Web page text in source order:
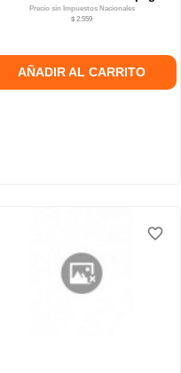
Precio sin Impuestos Nacionales
$ 2.559
AÑADIR AL CARRITO
favorite_border
favorite_border
favorite_border